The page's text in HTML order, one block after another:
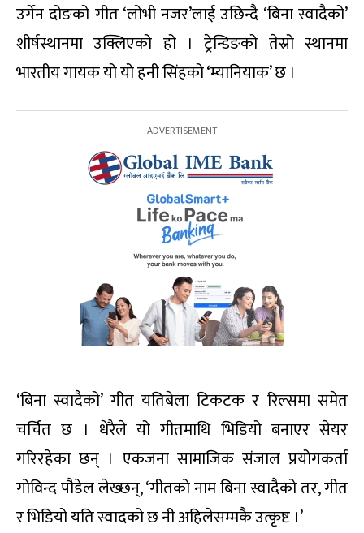
उर्गेन दोङको गीत ‘लोभी नजर’लाई उछिन्दै ‘बिना स्वादैको’
शीर्षस्थानमा उक्लिएको हो । ट्रेन्डिङको तेस्रो स्थानमा
भारतीय गायक यो यो हनी सिंहको ‘म्यानियाक’ छ ।
‘बिना स्वादैको’ गीत यतिबेला टिकटक र रिल्समा समेत
चर्चित छ । धेरैले यो गीतमाथि भिडियो बनाएर सेयर
गरिरहेका छन् । एकजना सामाजिक संजाल प्रयोगकर्ता
गोविन्द पौडेल लेख्छन्, ‘गीतको नाम बिना स्वादैको तर, गीत
र भिडियो यति स्वादको छ नी अहिलेसम्मकै उत्कृष्ट ।’